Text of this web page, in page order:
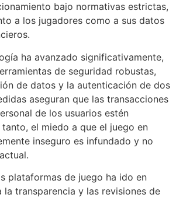
bajo normativas estrictas,
a los jugadores como a sus datos
ha avanzado significativamente,
de seguridad robustas,
de datos y la autenticación de dos
aseguran que las transacciones
de los usuarios estén
el miedo a que el juego en
inseguro es infundado y no
plataformas de juego ha ido en
la transparencia y las revisiones de